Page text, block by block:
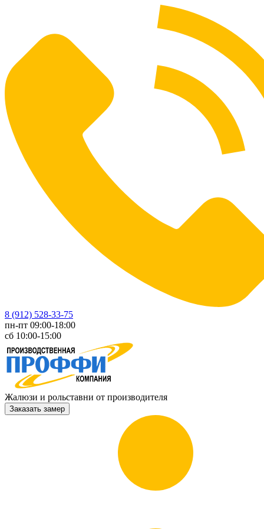
8 (912) 528-33-75
пн-пт 09:00-18:00
сб 10:00-15:00
Жалюзи и рольставни от производителя
Заказать замер